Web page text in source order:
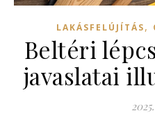
LAKÁSFELÚJÍTÁS,
Beltéri
javaslatai